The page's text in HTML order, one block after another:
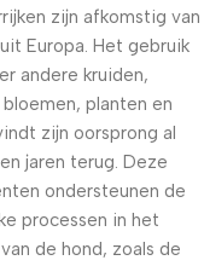
zijn afkomstig van
Europa. Het gebruik
andere kruiden,
planten en
zijn oorsprong al
jaren terug. Deze
ondersteunen de
processen in het
de hond, zoals de